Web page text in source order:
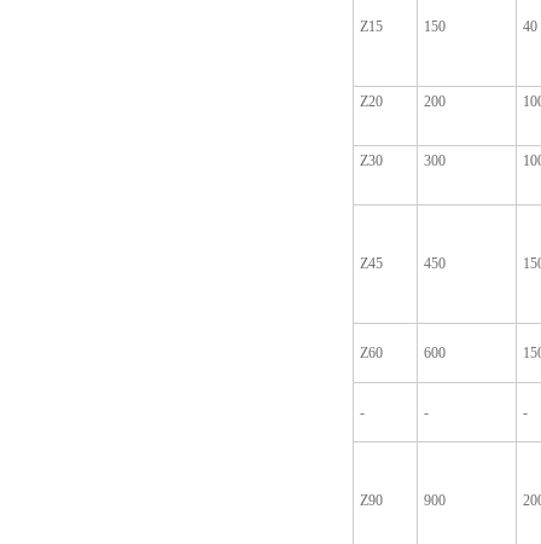
Z15 150 40
Z20 200
Z30 300
Z45 450
Z60 600
- - -
Z90 900